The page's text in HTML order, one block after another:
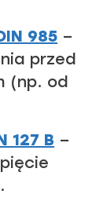
985 –
przed
(np. od
127 B –